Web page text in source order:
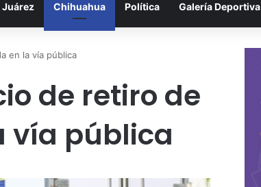
Juárez Chihuahua Política Galería Deportiva
en la vía pública
de retiro de
vía pública